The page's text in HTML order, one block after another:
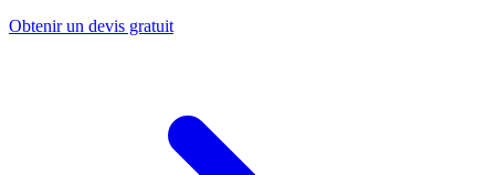
Obtenir un devis gratuit